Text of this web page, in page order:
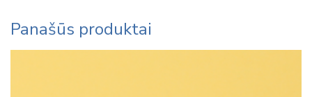
"Miško
Panašūs produktai